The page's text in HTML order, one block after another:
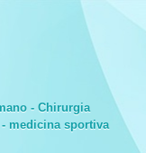
- Chirurgia
medicina sportiva